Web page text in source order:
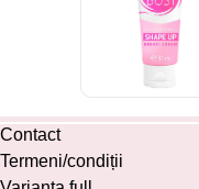
Contact
Termeni/condiții